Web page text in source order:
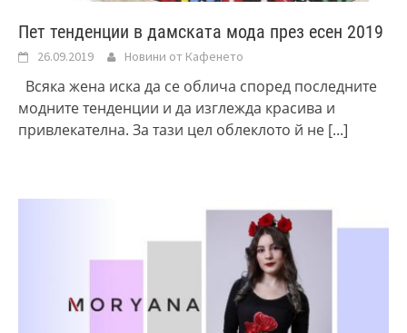
Пет тенденции в дамската мода през есен 2019
26.09.2019 Новини от Кафенето
Всяка жена иска да се облича според последните
модните тенденции и да изглежда красива и
привлекателна. За тази цел облеклото й не [...]